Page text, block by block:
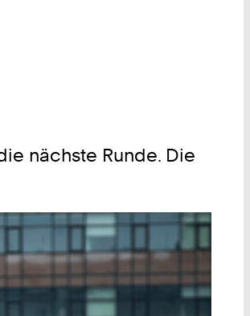
nächste Runde. Die